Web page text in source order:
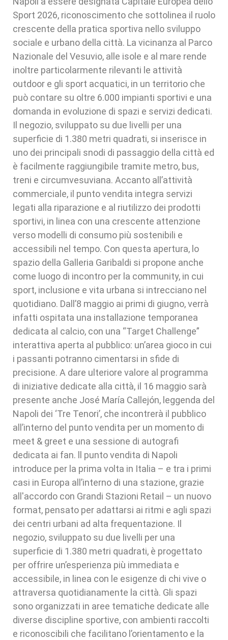
Sport 2026, riconoscimento che sottolinea il ruolo
crescente della pratica sportiva nello sviluppo
sociale e urbano della città. La vicinanza al Parco
Nazionale del Vesuvio, alle isole e al mare rende
inoltre particolarmente rilevanti le attività
outdoor e gli sport acquatici, in un territorio che
può contare su oltre 6.000 impianti sportivi e una
domanda in evoluzione di spazi e servizi dedicati.
Il negozio, sviluppato su due livelli per una
superficie di 1.380 metri quadrati, si inserisce in
uno dei principali snodi di passaggio della città ed
è facilmente raggiungibile tramite metro, bus,
treni e circumvesuviana. Accanto all’attività
commerciale, il punto vendita integra servizi
legati alla riparazione e al riutilizzo dei prodotti
sportivi, in linea con una crescente attenzione
verso modelli di consumo più sostenibili e
accessibili nel tempo. Con questa apertura, lo
spazio della Galleria Garibaldi si propone anche
come luogo di incontro per la community, in cui
sport, inclusione e vita urbana si intrecciano nel
quotidiano. Dall’8 maggio ai primi di giugno, verrà
infatti ospitata una installazione temporanea
dedicata al calcio, con una “Target Challenge”
interattiva aperta al pubblico: un’area gioco in cui
i passanti potranno cimentarsi in sfide di
precisione. A dare ulteriore valore al programma
di iniziative dedicate alla città, il 16 maggio sarà
presente anche José María Callejón, leggenda del
Napoli dei ‘Tre Tenori’, che incontrerà il pubblico
all’interno del punto vendita per un momento di
meet & greet e una sessione di autografi
dedicata ai fan. ll punto vendita di Napoli
introduce per la prima volta in Italia – e tra i primi
casi in Europa all’interno di una stazione, grazie
all'accordo con Grandi Stazioni Retail – un nuovo
format, pensato per adattarsi ai ritmi e agli spazi
dei centri urbani ad alta frequentazione. Il
negozio, sviluppato su due livelli per una
superficie di 1.380 metri quadrati, è progettato
per offrire un’esperienza più immediata e
accessibile, in linea con le esigenze di chi vive o
attraversa quotidianamente la città. Gli spazi
sono organizzati in aree tematiche dedicate alle
diverse discipline sportive, con ambienti raccolti
e riconoscibili che facilitano l’orientamento e la